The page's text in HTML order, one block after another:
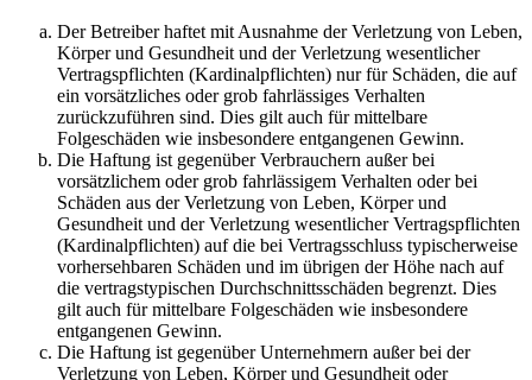
Der Betreiber haftet mit Ausnahme der Verletzung von Leben,
Körper und Gesundheit und der Verletzung wesentlicher
Vertragspflichten (Kardinalpflichten) nur für Schäden, die auf
ein vorsätzliches oder grob fahrlässiges Verhalten
zurückzuführen sind. Dies gilt auch für mittelbare
Folgeschäden wie insbesondere entgangenen Gewinn.
Die Haftung ist gegenüber Verbrauchern außer bei
vorsätzlichem oder grob fahrlässigem Verhalten oder bei
Schäden aus der Verletzung von Leben, Körper und
Gesundheit und der Verletzung wesentlicher Vertragspflichten
(Kardinalpflichten) auf die bei Vertragsschluss typischerweise
vorhersehbaren Schäden und im übrigen der Höhe nach auf
die vertragstypischen Durchschnittsschäden begrenzt. Dies
gilt auch für mittelbare Folgeschäden wie insbesondere
entgangenen Gewinn.
Die Haftung ist gegenüber Unternehmern außer bei der
Verletzung von Leben, Körper und Gesundheit oder